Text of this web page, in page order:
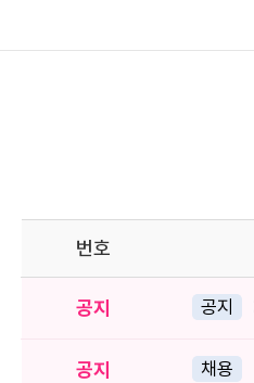
번호
공지 공지
공지 채용